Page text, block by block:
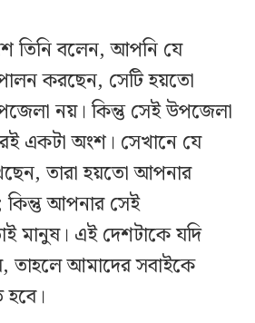
তিনি বলেন, আপনি যে
করছেন, সেটি হয়তো
নয়। কিন্তু সেই উপজেলা
একটা অংশ। সেখানে যে
তারা হয়তো আপনার
আপনার সেই
এই দেশটাকে যদি
তাহলে আমাদের সবাইকে
হবে।